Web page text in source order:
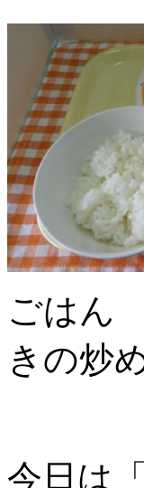
ごはん
きの炒
今日は